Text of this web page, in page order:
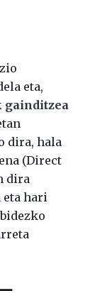
eta,
gainditzea
dira, hala
(Direct
dira
eta hari